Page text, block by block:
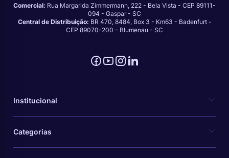
Comercial: Rua Margarida Zimmermann, 222 - Bela Vista - CEP 89111-
094 - Gaspar - SC
Central de Distribuição: BR 470, 8484, Box 3 - Km63 - Badenfurt -
CEP 89070-200 - Blumenau - SC
Institucional
Categorias